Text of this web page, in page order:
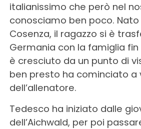
italianissimo che però nel
conosciamo ben poco. Nato
Cosenza, il ragazzo si è
Germania con la famiglia fin
è cresciuto da un punto di
ben presto ha cominciato a
dell’allenatore.
Tedesco ha iniziato dalle
dell’Aichwald, per poi